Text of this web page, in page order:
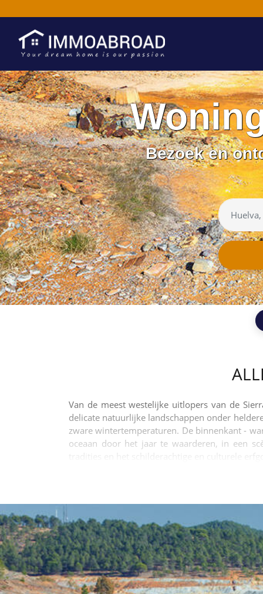
Bezoek en
Van de meest westelijke uitlopers van de
delicate natuurlijke landschappen onder
zware wintertemperaturen. De binnenkant -
oceaan door het jaar te waarderen, in een
tradities en het schilderachtige en culturele